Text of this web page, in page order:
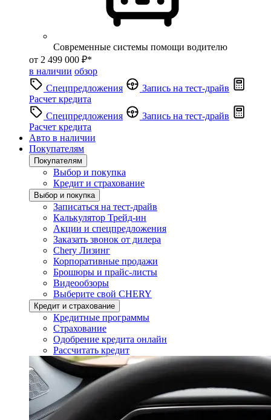
Современные системы помощи водителю
от 2 499 000 ₽*
в наличии обзор
Спецпредложения
Запись на тест-драйв
Расчет кредита
Спецпредложения
Запись на тест-драйв
Расчет кредита
Авто в наличии
Покупателям
Покупателям
Выбор и покупка
Кредит и страхование
Выбор и покупка
Записаться на тест-драйв
Калькулятор Трейд-ин
Акции и спецпредложения
Заказать звонок от дилера
Chery Лизинг
Корпоративные продажи
Брошюры и прайс-листы
Видеообзоры
Выберите свой CHERY
Кредит и страхование
Кредитные программы
Страхование
Одобрение кредита онлайн
Рассчитать кредит